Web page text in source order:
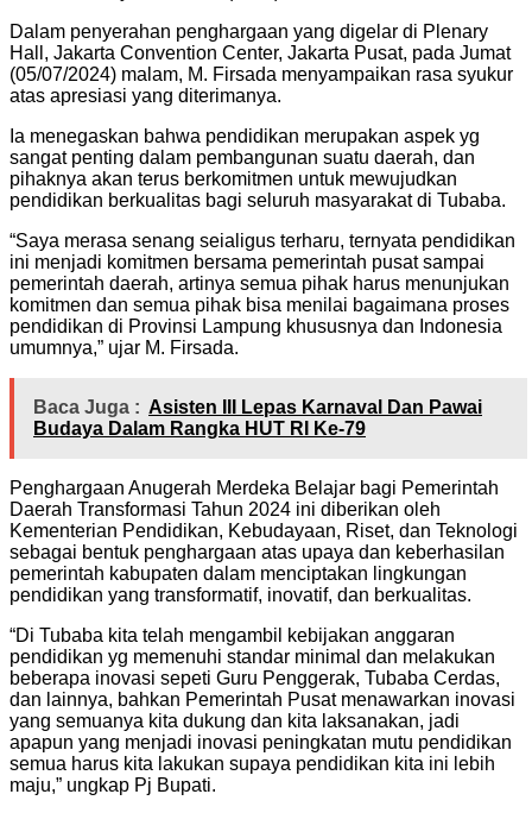
Dalam penyerahan penghargaan yang digelar di Plenary
Hall, Jakarta Convention Center, Jakarta Pusat, pada Jumat
(05/07/2024) malam, M. Firsada menyampaikan rasa syukur
atas apresiasi yang diterimanya.
Ia menegaskan bahwa pendidikan merupakan aspek yg
sangat penting dalam pembangunan suatu daerah, dan
pihaknya akan terus berkomitmen untuk mewujudkan
pendidikan berkualitas bagi seluruh masyarakat di Tubaba.
“Saya merasa senang seialigus terharu, ternyata pendidikan
ini menjadi komitmen bersama pemerintah pusat sampai
pemerintah daerah, artinya semua pihak harus menunjukan
komitmen dan semua pihak bisa menilai bagaimana proses
pendidikan di Provinsi Lampung khususnya dan Indonesia
umumnya,” ujar M. Firsada.
Baca Juga : Asisten III Lepas Karnaval Dan Pawai
Budaya Dalam Rangka HUT RI Ke-79
Penghargaan Anugerah Merdeka Belajar bagi Pemerintah
Daerah Transformasi Tahun 2024 ini diberikan oleh
Kementerian Pendidikan, Kebudayaan, Riset, dan Teknologi
sebagai bentuk penghargaan atas upaya dan keberhasilan
pemerintah kabupaten dalam menciptakan lingkungan
pendidikan yang transformatif, inovatif, dan berkualitas.
“Di Tubaba kita telah mengambil kebijakan anggaran
pendidikan yg memenuhi standar minimal dan melakukan
beberapa inovasi sepeti Guru Penggerak, Tubaba Cerdas,
dan lainnya, bahkan Pemerintah Pusat menawarkan inovasi
yang semuanya kita dukung dan kita laksanakan, jadi
apapun yang menjadi inovasi peningkatan mutu pendidikan
semua harus kita lakukan supaya pendidikan kita ini lebih
maju,” ungkap Pj Bupati.